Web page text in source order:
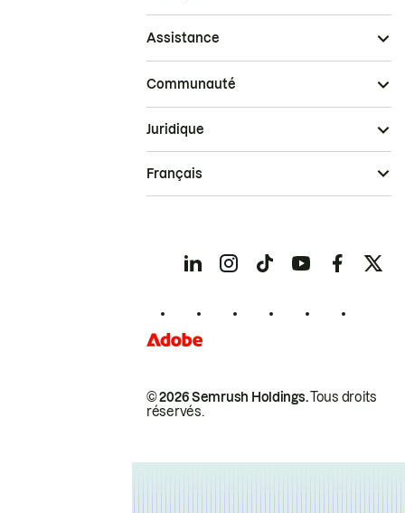
Assistance
Communauté
© 2026 Semrush Holdings.Tous droits
réservés.
Juridique
Français